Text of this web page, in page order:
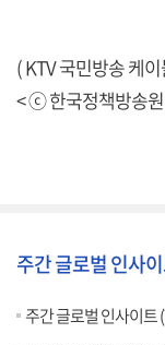
( KTV 국민방송 케
< ⓒ 한국정책방송
주간 글로벌 인사
주간 글로벌 인사이트